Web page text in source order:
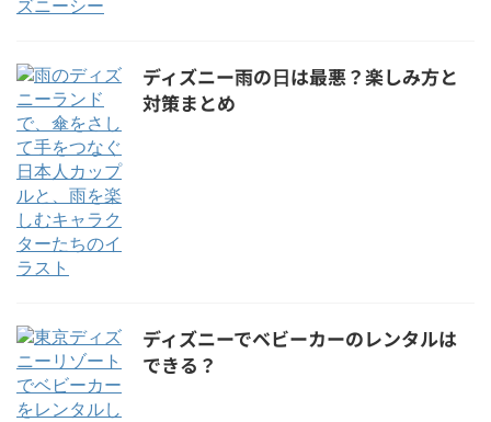
ディズニー雨の日は最悪？楽しみ方と
対策まとめ
ディズニーでベビーカーのレンタルは
できる？